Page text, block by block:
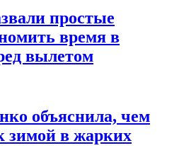
простые
время в
вылетом
объяснила, чем
зимой в жарких